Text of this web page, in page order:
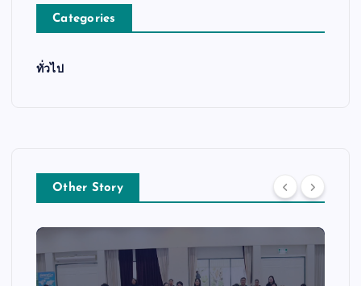
Categories
ทั่วไป
Other Story